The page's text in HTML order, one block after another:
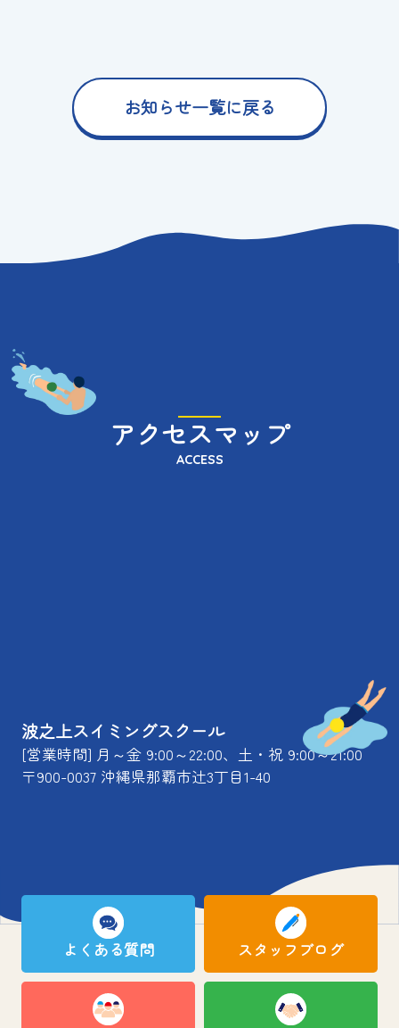
お知らせ一覧に戻る
アクセスマップ
ACCESS
波之上スイミングスクール
[営業時間] 月～金 9:00～22:00、土・祝 9:00～21:00
〒900-0037 沖縄県那覇市辻3丁目1-40
よくある質問 スタッフブログ